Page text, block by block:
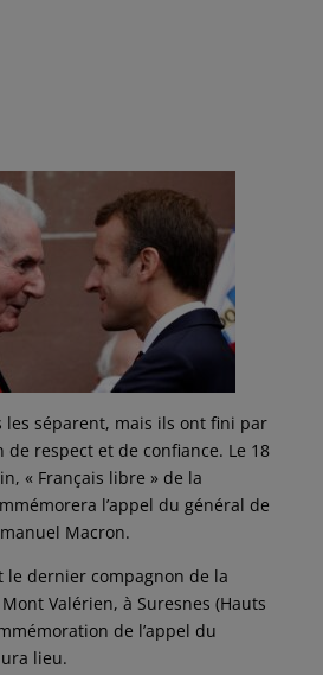
les séparent, mais ils ont fini par
respect et de confiance. Le 18
« Français libre » de la
l’appel du général de
Macron.
le dernier compagnon de la
Valérien, à Suresnes (Hauts
de l’appel du
lieu.